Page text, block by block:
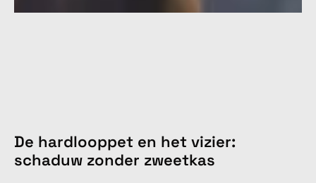
De hardlooppet en het vizier:
schaduw zonder zweetkas